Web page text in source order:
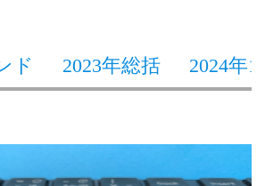
ド 2023年総括 2024年1